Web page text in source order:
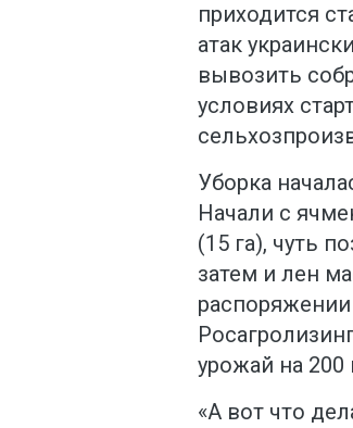
приходится
атак
вывозить
условиях
Уборка
Начали с
(15 га), чуть
затем и лен
урожай на 200
«А вот что